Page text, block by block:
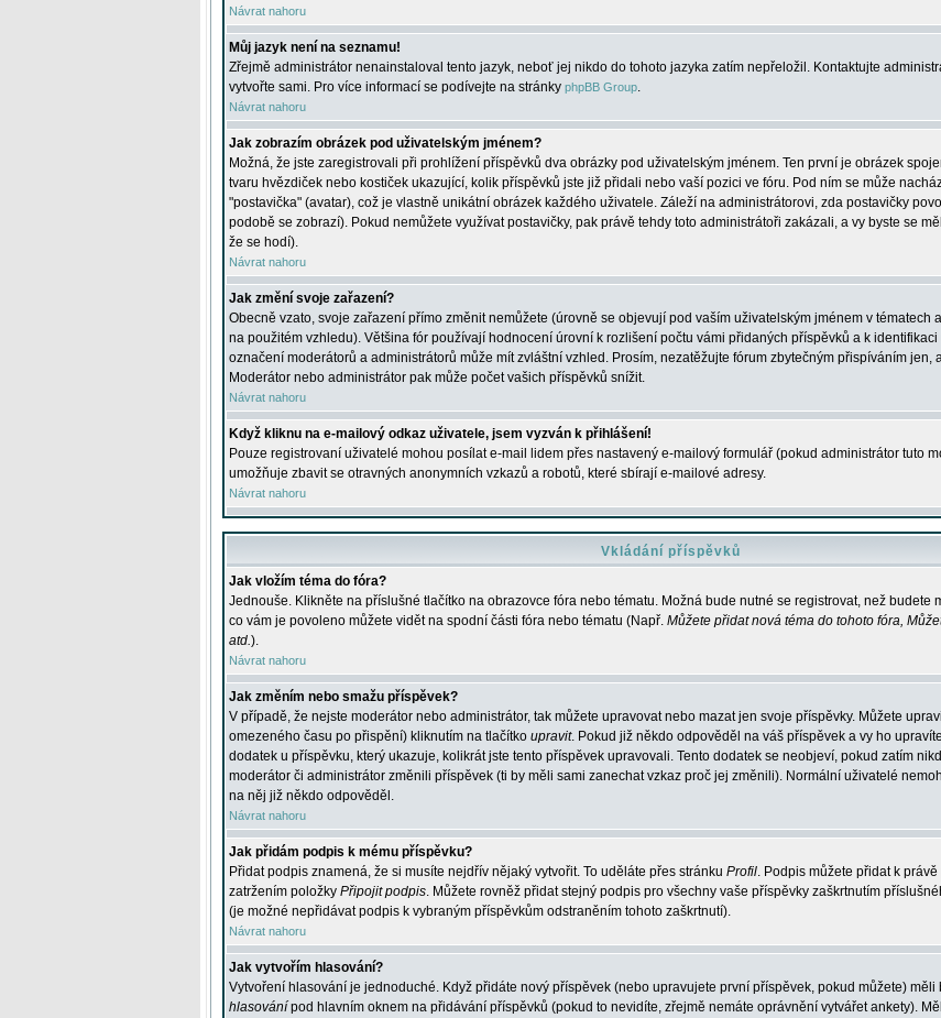
Návrat nahoru
Můj jazyk není na seznamu!
Zřejmě administrátor nenainstaloval tento jazyk, neboť jej nikdo do tohoto jazyka zatím nepřeložil. Kontaktujte
vytvořte sami. Pro více informací se podívejte na stránky phpBB Group.
Návrat nahoru
Jak zobrazím obrázek pod uživatelským jménem?
Možná, že jste zaregistrovali při prohlížení příspěvků dva obrázky pod uživatelským jménem. Ten první je obrázek
tvaru hvězdiček nebo kostiček ukazující, kolik příspěvků jste již přidali nebo vaší pozici ve fóru. Pod ním se může
"postavička" (avatar), což je vlastně unikátní obrázek každého uživatele. Záleží na administrátorovi, zda postavičky
podobě se zobrazí). Pokud nemůžete využívat postavičky, pak právě tehdy toto administrátoři zakázali, a vy byste se
že se hodí).
Návrat nahoru
Jak změní svoje zařazení?
Obecně vzato, svoje zařazení přímo změnit nemůžete (úrovně se objevují pod vaším uživatelským jménem v tématech
na použitém vzhledu). Většina fór používají hodnocení úrovní k rozlišení počtu vámi přidaných příspěvků a k
označení moderátorů a administrátorů může mít zvláštní vzhled. Prosím, nezatěžujte fórum zbytečným přispíváním jen,
Moderátor nebo administrátor pak může počet vašich příspěvků snížit.
Návrat nahoru
Když kliknu na e-mailový odkaz uživatele, jsem vyzván k přihlášení!
Pouze registrovaní uživatelé mohou posílat e-mail lidem přes nastavený e-mailový formulář (pokud administrátor tuto
umožňuje zbavit se otravných anonymních vzkazů a robotů, které sbírají e-mailové adresy.
Návrat nahoru
Vkládání příspěvků
Jak vložím téma do fóra?
Jednouše. Klikněte na příslušné tlačítko na obrazovce fóra nebo tématu. Možná bude nutné se registrovat, než budete
co vám je povoleno můžete vidět na spodní části fóra nebo tématu (Např. Můžete přidat nová téma do tohoto fóra,
atd.).
Návrat nahoru
Jak změním nebo smažu příspěvek?
V případě, že nejste moderátor nebo administrátor, tak můžete upravovat nebo mazat jen svoje příspěvky. Můžete
omezeného času po přispění) kliknutím na tlačítko upravit. Pokud již někdo odpověděl na váš příspěvek a vy ho
dodatek u příspěvku, který ukazuje, kolikrát jste tento příspěvek upravovali. Tento dodatek se neobjeví, pokud zatím
moderátor či administrátor změnili příspěvek (ti by měli sami zanechat vzkaz proč jej změnili). Normální uživatelé
na něj již někdo odpověděl.
Návrat nahoru
Jak přidám podpis k mému příspěvku?
Přidat podpis znamená, že si musíte nejdřív nějaký vytvořit. To uděláte přes stránku Profil. Podpis můžete přidat k
zatržením položky Připojit podpis. Můžete rovněž přidat stejný podpis pro všechny vaše příspěvky zaškrtnutím
(je možné nepřidávat podpis k vybraným příspěvkům odstraněním tohoto zaškrtnutí).
Návrat nahoru
Jak vytvořím hlasování?
Vytvoření hlasování je jednoduché. Když přidáte nový příspěvek (nebo upravujete první příspěvek, pokud můžete) měli
hlasování pod hlavním oknem na přidávání příspěvků (pokud to nevidíte, zřejmě nemáte oprávnění vytvářet ankety).